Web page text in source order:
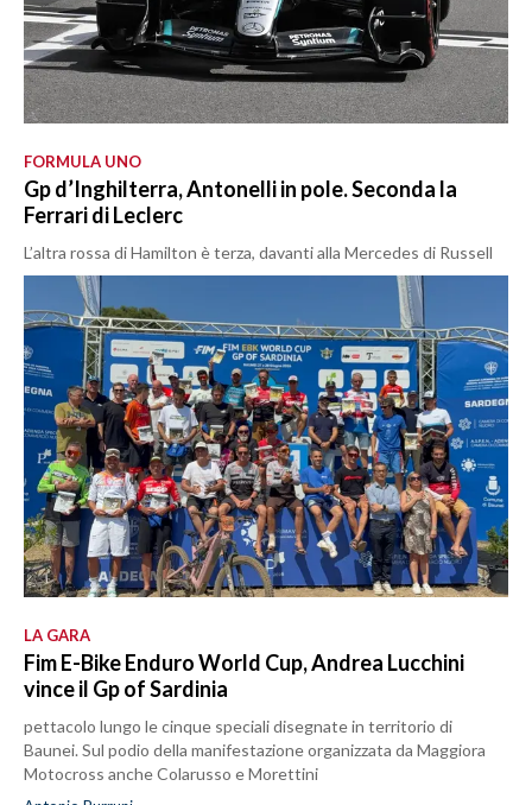
FORMULA UNO
Gp d’Inghilterra, Antonelli in pole. Seconda la
Ferrari di Leclerc
L’altra rossa di Hamilton è terza, davanti alla Mercedes di Russell
LA GARA
Fim E-Bike Enduro World Cup, Andrea Lucchini
vince il Gp of Sardinia
pettacolo lungo le cinque speciali disegnate in territorio di
Baunei. Sul podio della manifestazione organizzata da Maggiora
Motocross anche Colarusso e Morettini